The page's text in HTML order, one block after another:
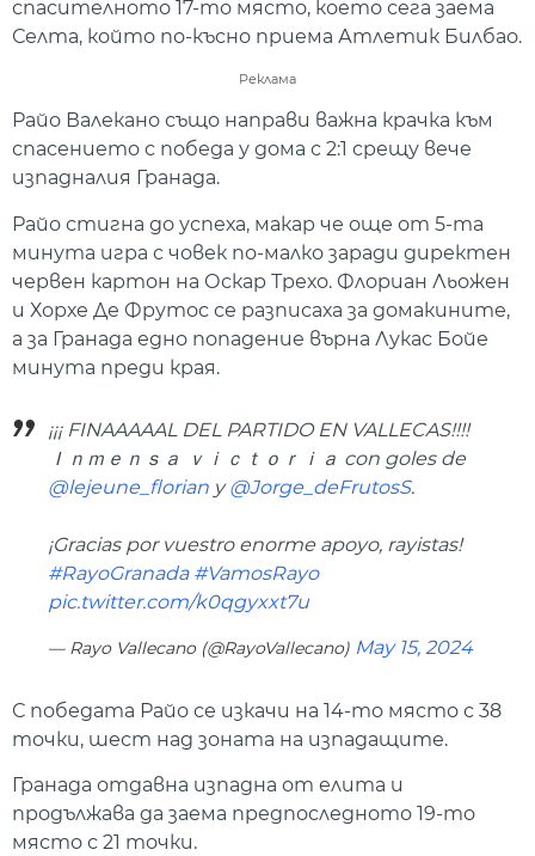
спасителното 17-то място, което сега заема
Селта, който по-късно приема Атлетик Билбао.
Реклама
Райо Валекано също направи важна крачка към
спасението с победа у дома с 2:1 срещу вече
изпадналия Гранада.
Райо стигна до успеха, макар че още от 5-та
минута игра с човек по-малко заради директен
червен картон на Оскар Трехо. Флориан Льожен
и Хорхе Де Фрутос се разписаха за домакините,
а за Гранада едно попадение върна Лукас Бойе
минута преди края.
¡¡¡ FINAAAAAL DEL PARTIDO EN VALLECAS!!!!
Ｉｎｍｅｎｓａ ｖｉｃｔｏｒｉａ con goles de
@lejeune_florian y@Jorge_deFrutosS.
¡Gracias por vuestro enorme apoyo, rayistas!
#RayoGranada #VamosRayo
pic.twitter.com/k0qgyxxt7u
— Rayo Vallecano (@RayoVallecano) May 15, 2024
С победата Райо се изкачи на 14-то място с 38
точки, шест над зоната на изпадащите.
Гранада отдавна изпадна от елита и
продължава да заема предпоследното 19-то
място с 21 точки.